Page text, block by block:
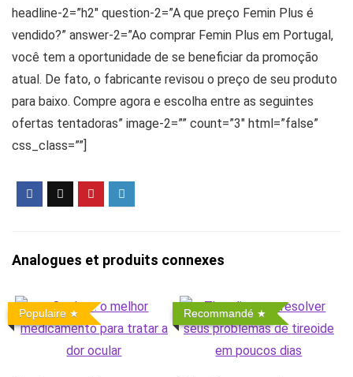
headline-2=”h2″ question-2=”A que preço Femin Plus é
vendido?” answer-2=”Ao comprar Femin Plus em Portugal,
você tem a oportunidade de se beneficiar da promoção
atual. De fato, o fabricante revisou o preço de seu produto
para baixo. Compre agora e escolha entre as seguintes
ofertas tentadoras” image-2=”” count=”3″ html=”false”
css_class=””]
Analogues et produits connexes
Populaire Recommandé